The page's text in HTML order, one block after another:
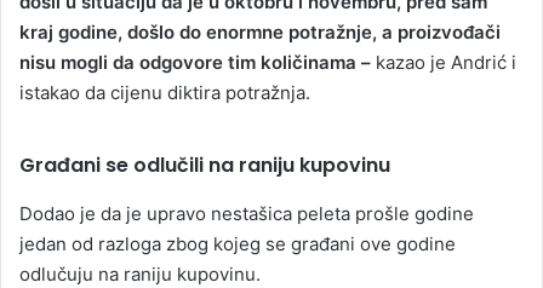
kraj godine, došlo do enormne potražnje, a proizvođači
nisu mogli da odgovore tim količinama – kazao je Andrić i
istakao da cijenu diktira potražnja.
Građani se odlučili na raniju kupovinu
Dodao je da je upravo nestašica peleta prošle godine
jedan od razloga zbog kojeg se građani ove godine
odlučuju na raniju kupovinu.